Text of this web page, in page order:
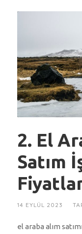
2. El
Satım
14 EYLÜL 2023
el araba alım